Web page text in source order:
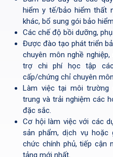
hiểm y tế/bảo hiểm thất
khác, bổ sung gói bảo
Các chế độ bồi dưỡng,
Được đào tạo phát triển
chuyên môn nghề
trợ chi phí học tập
cấp/chứng chỉ chuyên
Làm việc tại môi trường
trung và trải nghiệm các
đặc sắc.
Cơ hội làm việc với các
sản phẩm, dịch vụ
chức chính phủ, tiếp cận
tảng mới nhất.